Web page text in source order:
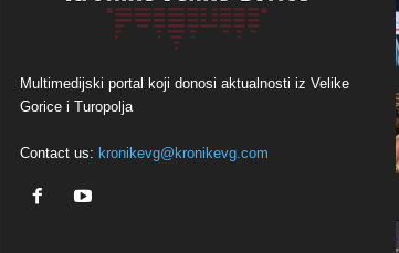
Multimedijski portal koji donosi aktualnosti iz Velike
Gorice i Turopolja
Contact us: kronikevg@kronikevg.com